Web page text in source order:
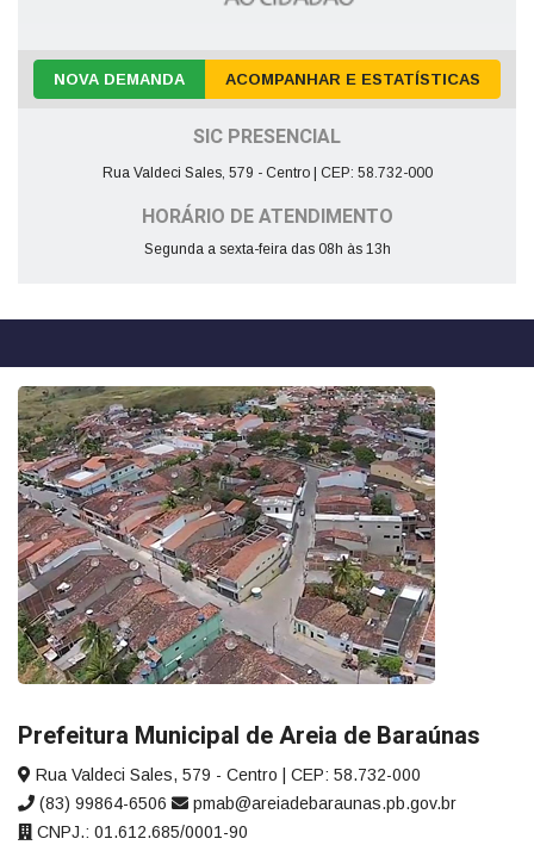
NOVA DEMANDA ACOMPANHAR E ESTATÍSTICAS
SIC PRESENCIAL
Rua Valdeci Sales, 579 - Centro | CEP: 58.732-000
HORÁRIO DE ATENDIMENTO
Segunda a sexta-feira das 08h às 13h
Prefeitura Municipal de Areia de Baraúnas
Rua Valdeci Sales, 579 - Centro | CEP: 58.732-000
(83) 99864-6506
pmab@areiadebaraunas.pb.gov.br
CNPJ.: 01.612.685/0001-90